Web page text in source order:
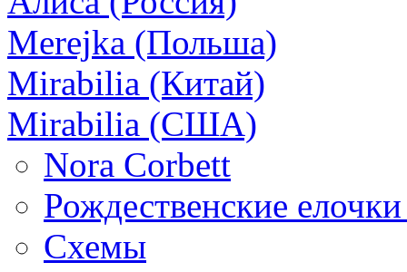
Merejka (Польша)
Mirabilia (Китай)
Mirabilia (США)
Nora Corbett
Рождественские
Схемы